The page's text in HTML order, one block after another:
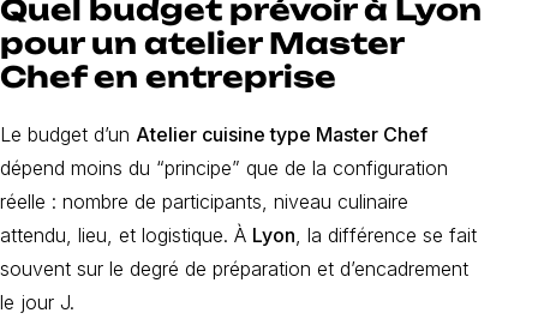
Quel budget prévoir à Lyon
pour un atelier Master
Chef en entreprise
Le budget d’un Atelier cuisine type Master Chef
dépend moins du “principe” que de la configuration
réelle : nombre de participants, niveau culinaire
attendu, lieu, et logistique. À Lyon , la différence se fait
souvent sur le degré de préparation et d’encadrement
le jour J.